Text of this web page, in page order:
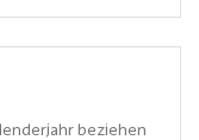
beziehen